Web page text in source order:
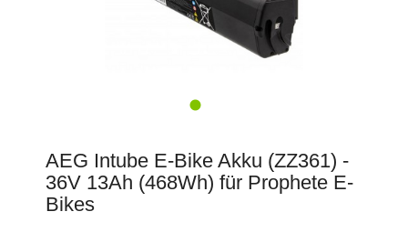
AEG Intube E-Bike Akku (ZZ361) -
36V 13Ah (468Wh) für Prophete E-
Bikes